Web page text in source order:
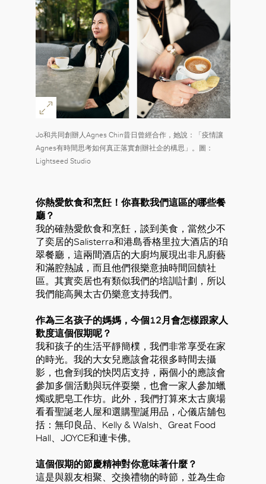
Jo和共同創辦人Agnes Chin昔日曾經合作，她說：「疫情讓
Agnes有時間思考如何真正落實創辦社企的構思」。圖：
Lightseed Studio
你熱愛飲食和烹飪！你喜歡我們這區的哪些餐
廳？
我的確熱愛飲食和烹飪，談到美食，當然少不
了奕居的Salisterra和港島香格里拉大酒店的珀
翠餐廳，這兩間酒店的大廚均展現出非凡廚藝
和滿腔熱誠，而且他們很樂意抽時間回饋社
區。其實奕居也有類似我們的培訓計劃，所以
我們能高興太古仍樂意支持我們。
作為三名孩子的媽媽，今個12月會怎樣跟家人
歡度這個假期呢？
我和孩子的生活平靜簡樸，我們非常享受在家
的時光。我的大女兒應該會花很多時間去攝
影，也會到我的快閃店支持，兩個小的應該會
參加多個活動與玩伴耍樂，也會一家人參加蠟
燭或肥皂工作坊。此外，我們打算來太古廣場
看看聖誕老人屋和選購聖誕用品，心儀店舖包
括：無印良品、Kelly & Walsh、Great Food
Hall、JOYCE和連卡佛。
這個假期的節慶精神對你意味著什麼？
這是與親友相聚、交換禮物的時節，並為生命